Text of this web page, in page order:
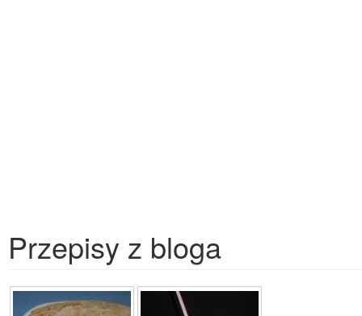
Przepisy z bloga